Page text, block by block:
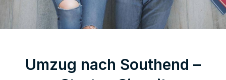
Umzug nach Southend –